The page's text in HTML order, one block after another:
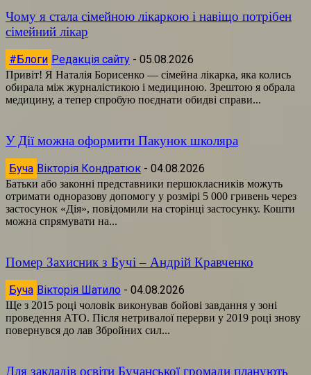
Чому я стала сімейною лікаркою і навіщо потрібен
сімейний лікар
#Блоги Редакція сайту - 05.08.2026
Привіт! Я Наталія Борисенко — сімейна лікарка, яка колись
обирала між журналістикою і медициною. Зрештою я обрала
медицину, а тепер спробую поєднати обидві справи...
У Дії можна оформити Пакунок школяра
Буча Вікторія Кондратюк - 04.08.2026
Батьки або законні представники першокласників можуть
отримати одноразову допомогу у розмірі 5 000 гривень через
застосунок «Дія», повідомили на сторінці застосунку. Кошти
можна спрямувати на...
Помер Захисник з Бучі – Андрій Кравченко
Буча Вікторія Шатило - 04.08.2026
Ще з 2015 році чоловік виконував бойові завдання у зоні
проведення АТО. Після нетривалої перерви у 2019 році знову
повернувся до лав Збройних сил...
Для закладів освіти Бучанської громади планують